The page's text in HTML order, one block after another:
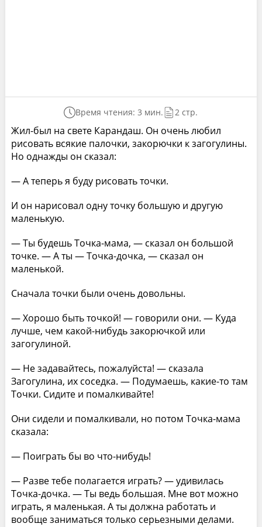
Время чтения: 3 мин. 2 стр.
Жил-был на свете Карандаш. Он очень любил
рисовать всякие палочки, закорючки к загогулины.
Но однажды он сказал:
— А теперь я буду рисовать точки.
И он нарисовал одну точку большую и другую
маленькую.
— Ты будешь Точка-мама, — сказал он большой
точке. — А ты — Точка-дочка, — сказал он
маленькой.
Сначала точки были очень довольны.
— Хорошо быть точкой! — говорили они. — Куда
лучше, чем какой-нибудь закорючкой или
загогулиной.
— Не задавайтесь, пожалуйста! — сказала
Загогулина, их соседка. — Подумаешь, какие-то там
Точки. Сидите и помалкивайте!
Они сидели и помалкивали, но потом Точка-мама
сказала:
— Поиграть бы во что-нибудь!
— Разве тебе полагается играть? — удивилась
Точка-дочка. — Ты ведь большая. Мне вот можно
играть, я маленькая. А ты должна работать и
вообще заниматься только серьезными делами.